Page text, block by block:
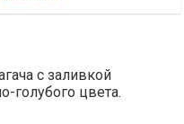
с заливкой
голубого цвета.